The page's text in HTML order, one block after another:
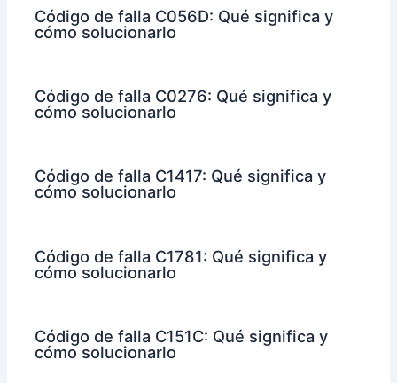
Código de falla C056D: Qué significa y
cómo solucionarlo
Código de falla C0276: Qué significa y
cómo solucionarlo
Código de falla C1417: Qué significa y
cómo solucionarlo
Código de falla C1781: Qué significa y
cómo solucionarlo
Código de falla C151C: Qué significa y
cómo solucionarlo